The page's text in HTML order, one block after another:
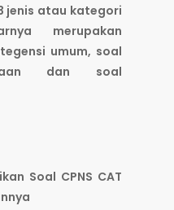
jenis atau kategori
merupakan
umum, soal
dan soal
Soal CPNS CAT